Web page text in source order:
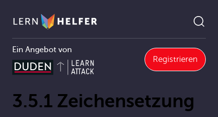
Ein Angebot von
Registrieren
Pfadnavigation
Deutsch 3.5.1 Zeichensetzung
3.5.1 Zeichensetzung